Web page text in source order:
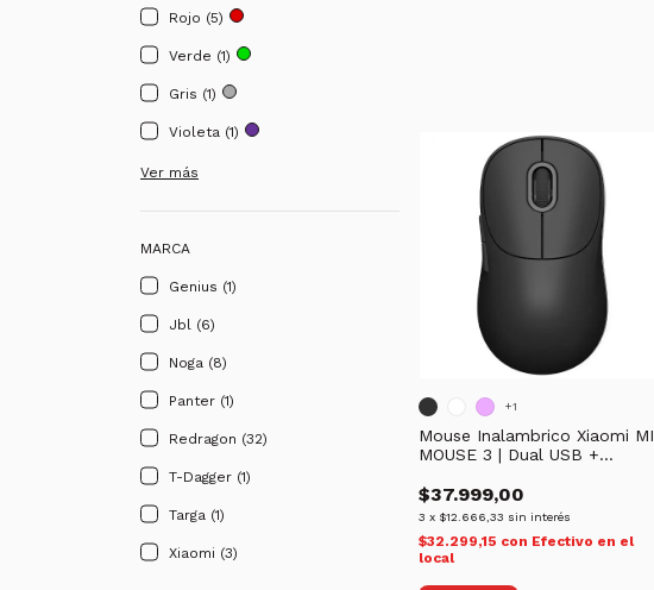
Rojo (5)
Verde (1)
Gris (1)
Violeta (1)
Ver más
MARCA
Genius (1)
Jbl (6)
Noga (8)
Panter (1)
Redragon (32)
T-Dagger (1)
Targa (1)
Xiaomi (3)
Mouse Inalambrico Xiaomi MI
MOUSE 3 | Dual USB +
$37.999,00
3 x $12.666,33 sin interés
$32.299,15 con Efectivo en el
local
+1